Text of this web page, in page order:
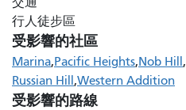
行人徒步區
受影響的社區
Marina Pacific Heights Nob Hill
Russian Hill
Western Addition
受影響的路線